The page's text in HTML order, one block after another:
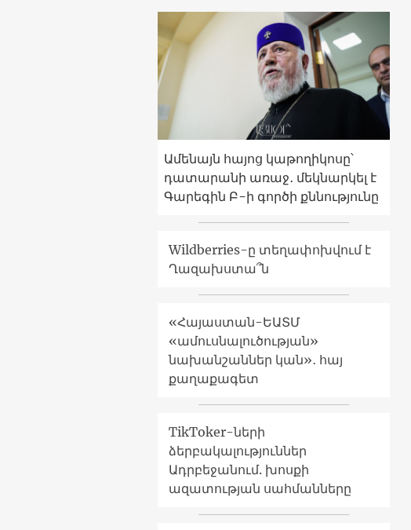
Ամենայն հայոց կաթողիկոսը՝
դատարանի առաջ․ մեկնարկել է
Գարեգին Բ-ի գործի քննությունը
Wildberries-ը տեղափոխվում է
Ղազախստա՞ն
«Հայաստան-ԵԱՏՄ
«ամուսնալուծության»
նախանշաններ կան»․ հայ
քաղաքագետ
TikToker-ների
ձերբակալություններ
Ադրբեջանում. խոսքի
ազատության սահմանները